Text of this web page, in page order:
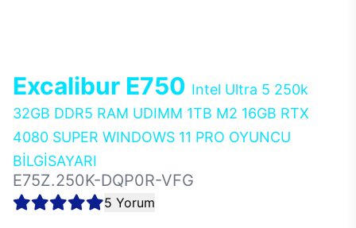
Excalibur E750 Intel Ultra 5 250k
32GB DDR5 RAM UDIMM 1TB M2 16GB RTX
4080 SUPER WINDOWS 11 PRO OYUNCU
BİLGİSAYARI
E75Z.250K-DQP0R-VFG
5 Yorum